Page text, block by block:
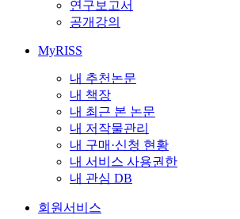
연구보고서
공개강의
MyRISS
내 추천논문
내 책장
내 최근 본 논문
내 저작물관리
내 구매·신청 현황
내 서비스 사용권한
내 관심 DB
회원서비스